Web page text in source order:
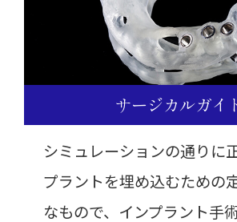
サージカルガイ
シミュレーションの通りに
プラントを埋め込むための
なもので、インプラント手